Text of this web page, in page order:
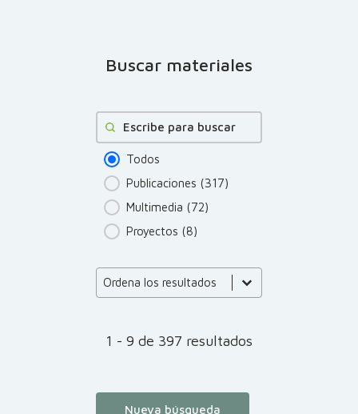
Buscar materiales
Buscar
Todos
Publicaciones (317)
Multimedia (72)
Proyectos (8)
Product Order
Ordena los resultados
Product Order
1 - 9 de 397 resultados
Nueva búsqueda